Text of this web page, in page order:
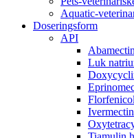
Aquatic-
Doseringsform
API
Abamectin
Luk
Florfenicol
Ivermectin